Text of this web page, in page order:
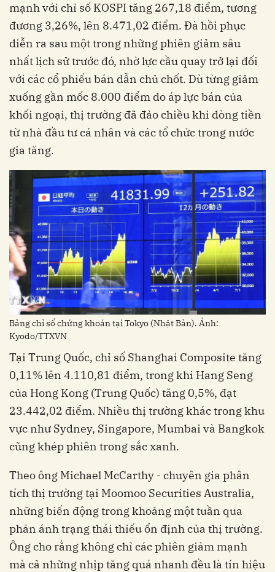
mạnh với chỉ số KOSPI tăng 267,18 điểm, tương
đương 3,26%, lên 8.471,02 điểm. Đà hồi phục
diễn ra sau một trong những phiên giảm sâu
nhất lịch sử trước đó, nhờ lực cầu quay trở lại đối
với các cổ phiếu bán dẫn chủ chốt. Dù từng giảm
xuống gần mốc 8.000 điểm do áp lực bán của
khối ngoại, thị trường đã đảo chiều khi dòng tiền
từ nhà đầu tư cá nhân và các tổ chức trong nước
gia tăng.
Bảng chỉ số chứng khoán tại Tokyo (Nhật Bản). Ảnh:
Kyodo/TTXVN
Tại Trung Quốc, chỉ số Shanghai Composite tăng
0,11% lên 4.110,81 điểm, trong khi Hang Seng
của Hong Kong (Trung Quốc) tăng 0,5%, đạt
23.442,02 điểm. Nhiều thị trường khác trong khu
vực như Sydney, Singapore, Mumbai và Bangkok
cũng khép phiên trong sắc xanh.
Theo ông Michael McCarthy - chuyên gia phân
tích thị trường tại Moomoo Securities Australia,
những biến động trong khoảng một tuần qua
phản ánh trạng thái thiếu ổn định của thị trường.
Ông cho rằng không chỉ các phiên giảm mạnh
mà cả những nhịp tăng quá nhanh đều là tín hiệu